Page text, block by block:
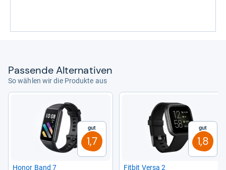
Pas­sende Alter­na­ti­ven
So wählen wir die Produkte aus
Gut
1,7
Honor Band 7
Gut
1,8
Fit­bit Versa 2